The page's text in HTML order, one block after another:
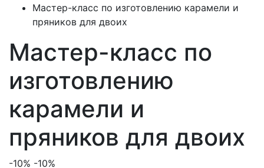
Мастер-класс по изготовлению карамели и
пряников для двоих
Мастер-класс по
изготовлению
карамели и
пряников для двоих
-10% -10%